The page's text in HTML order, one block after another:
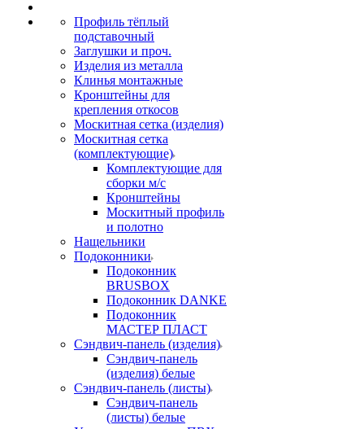
Профиль тёплый
подставочный
Заглушки и проч.
Изделия из металла
Клинья монтажные
Кронштейны для
крепления откосов
Москитная сетка (изделия)
Москитная сетка
(комплектующие)
Комплектующие для
сборки м/с
Кронштейны
Москитный профиль
и полотно
Нащельники
Подоконники
Подоконник
BRUSBOX
Подоконник DANKE
Подоконник
МАСТЕР ПЛАСТ
Сэндвич-панель (изделия)
Сэндвич-панель
(изделия) белые
Сэндвич-панель (листы)
Сэндвич-панель
(листы) белые